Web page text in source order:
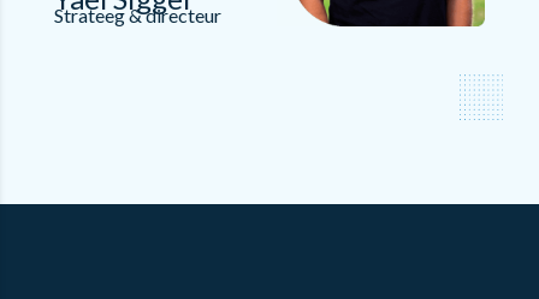
Strateeg & directeur